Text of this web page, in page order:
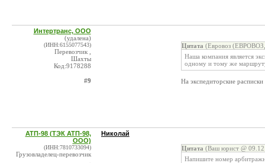
Интертранс, ООО
(удалена)
(ИНН:6155077543)
Перевозчик ,
Шахты
Код:9178288
#9
Цитата (Евровоз
Наша компания является
одному и тому же
На экспедиторские
АТП-98 (ТЭК АТП-98,
ООО)
(ИНН:7810733094)
Грузовладелец-перевозчик
Николай
Цитата (Ваш юрист @
Напишите номер